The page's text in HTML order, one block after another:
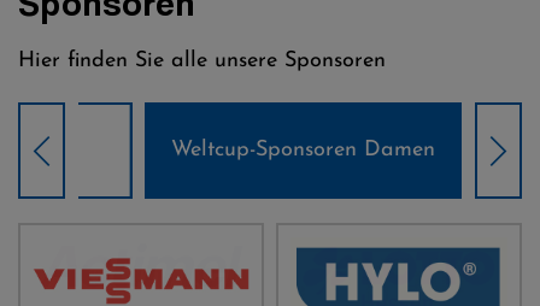
Hier finden Sie alle unsere Sponsoren
Weltcup-Sponsoren Damen